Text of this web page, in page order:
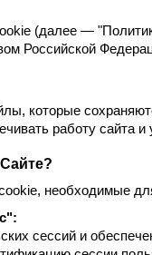
(далее —
Российской
которые
работу сайта
необходимые
сессий и